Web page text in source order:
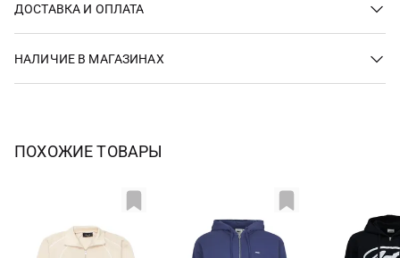
ДОСТАВКА И ОПЛАТА
НАЛИЧИЕ В МАГАЗИНАХ
ПОХОЖИЕ ТОВАРЫ